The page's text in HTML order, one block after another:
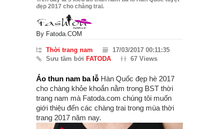
đẹp 2017 cho chàng trai.
By Fatoda.COM
Thời trang nam
17/03/2017 00:11:35
Sưu tầm bởi FATODA 67 Views
Áo thun nam ba lỗ Hàn Quốc đẹp hè 2017
cho chàng khỏe khoắn nằm trong BST thời
trang nam mà Fatoda.com chúng tôi muốn
giới thiệu đến các chàng trai trong mùa thời
trang 2017 năm nay.